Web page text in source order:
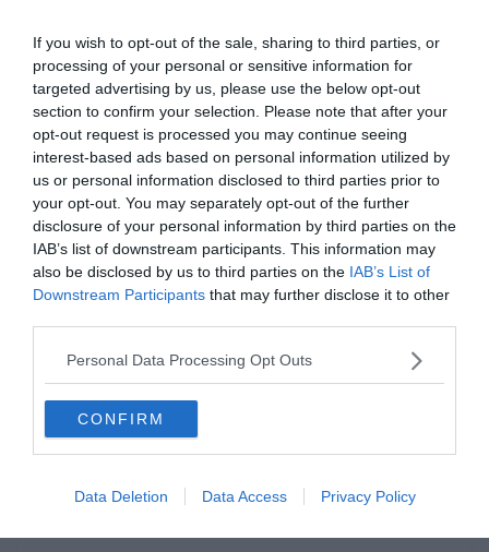
If you wish to opt-out of the sale, sharing to third parties, or
processing of your personal or sensitive information for
targeted advertising by us, please use the below opt-out
section to confirm your selection. Please note that after your
opt-out request is processed you may continue seeing
interest-based ads based on personal information utilized by
us or personal information disclosed to third parties prior to
your opt-out. You may separately opt-out of the further
disclosure of your personal information by third parties on the
IAB’s list of downstream participants. This information may
also be disclosed by us to third parties on the IAB’s List of
Downstream Participants that may further disclose it to other
Personal Data Processing Opt Outs
CONFIRM
Data Deletion Data Access Privacy Policy
Hirdetés